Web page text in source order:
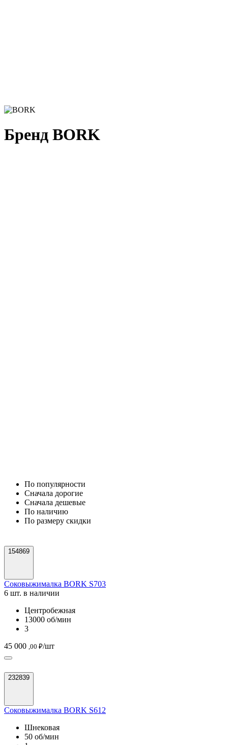
Бренд BORK
По популярности
Cначала дорогие
Cначала дешевые
По наличию
По размеру скидки
154869
Соковыжималка BORK S703
6 шт. в наличии
Центробежная
13000 об/мин
3
45 000 ,00 ₽/шт
232839
Соковыжималка BORK S612
Шнековая
50 об/мин